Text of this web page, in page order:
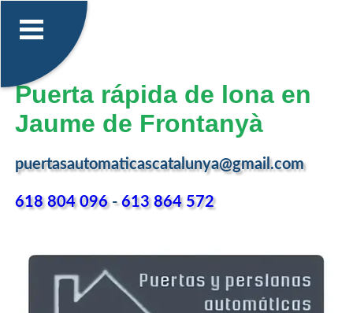
Puerta rápida de lona en
Jaume de Frontanyà
puertasautomaticascatalunya@gmail.com
618 804 096-613 864 572